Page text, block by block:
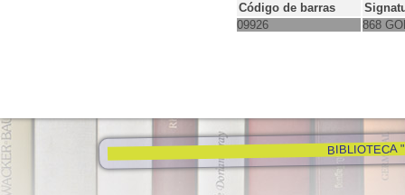
Código de barras
09926
868
BIBLIOTECA